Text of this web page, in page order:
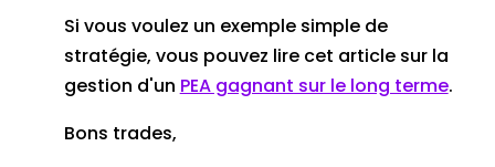
Si vous voulez un exemple simple de
stratégie, vous pouvez lire cet article sur la
gestion d'un PEA gagnant sur le long terme.
Bons trades,